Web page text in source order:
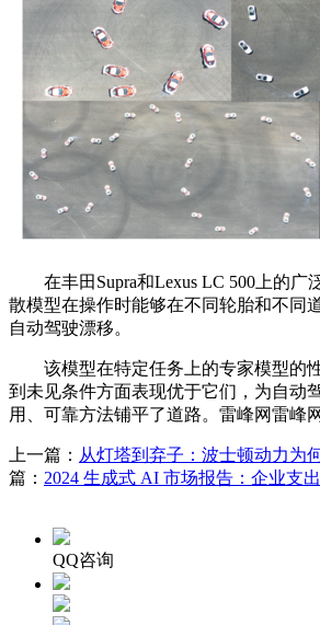
在丰田Supra和Lexus LC 500上的广
散模型在操作时能够在不同轮胎和不同
自动驾驶漂移。
该模型在特定任务上的专家模型的
到未见条件方面表现优于它们，为自动
用、可靠方法铺平了道路。雷峰网雷峰
上一篇： 从灯塔到弃子：波士顿动力为
篇： 2024 生成式 AI 市场报告：企业支
QQ咨询